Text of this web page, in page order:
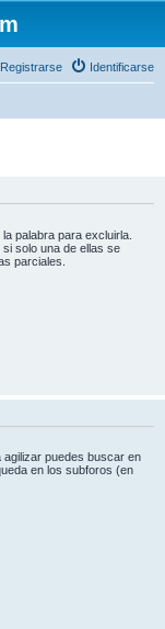
Identificarse
Registrarse
palabra para excluirla.
solo una de ellas se
parciales.
puedes buscar en
en los subforos (en